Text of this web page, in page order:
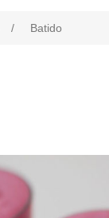
/ Batido